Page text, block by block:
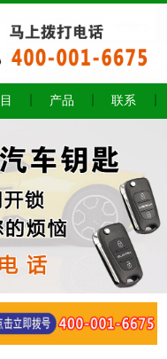
产品 联系